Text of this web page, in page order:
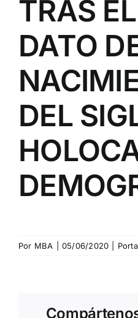
TRAS
DATO
DEL
Por MBA 05/06/2020